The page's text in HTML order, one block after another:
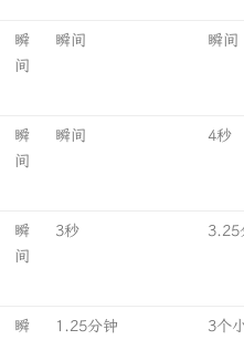
瞬
间
瞬间 瞬间
瞬
间
瞬间 4秒
瞬
间
3秒 3.25
瞬
1.25分钟 3个